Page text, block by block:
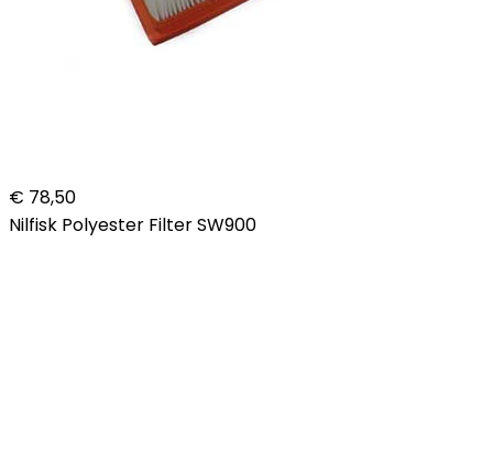
€ 78,50
Nilfisk Polyester Filter SW900